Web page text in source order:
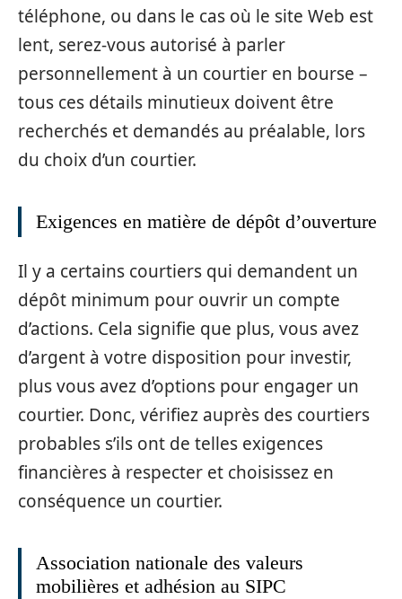
téléphone, ou dans le cas où le site Web est
lent, serez-vous autorisé à parler
personnellement à un courtier en bourse –
tous ces détails minutieux doivent être
recherchés et demandés au préalable, lors
du choix d’un courtier.
Exigences en matière de dépôt d’ouverture
Il y a certains courtiers qui demandent un
dépôt minimum pour ouvrir un compte
d’actions. Cela signifie que plus, vous avez
d’argent à votre disposition pour investir,
plus vous avez d’options pour engager un
courtier. Donc, vérifiez auprès des courtiers
probables s’ils ont de telles exigences
financières à respecter et choisissez en
conséquence un courtier.
Association nationale des valeurs
mobilières et adhésion au SIPC